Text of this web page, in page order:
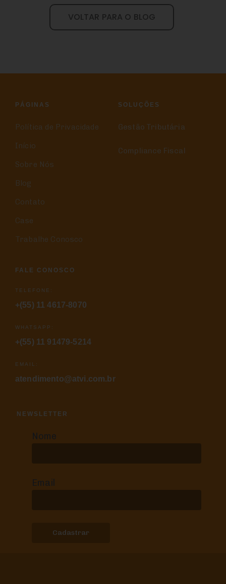
VOLTAR PARA O BLOG
PÁGINAS
Política de Privacidade
Início
Sobre Nós
Blog
Contato
Case
Trabalhe Conosco
SOLUÇÕES
Gestão Tributária
Compliance Fiscal
FALE CONOSCO
TELEFONE:
+(55) 11 4617-8070
WHATSAPP:
+(55) 11 91479-5214
EMAIL:
atendimento@atvi.com.br
NEWSLETTER
Nome
Email